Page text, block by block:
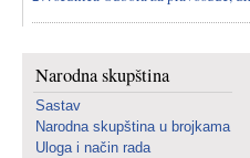
Narodna skupština
Sastav
Narodna skupština u brojkama
Uloga i način rada